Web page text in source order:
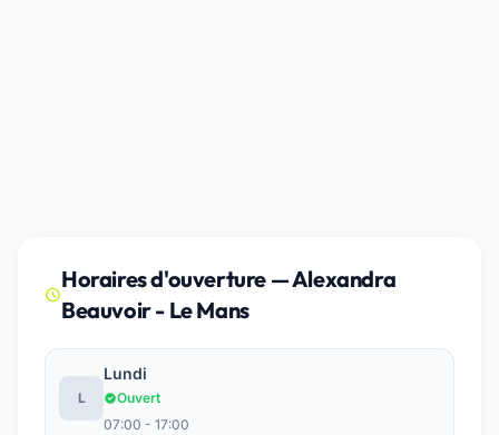
Horaires d'ouverture — Alexandra
Beauvoir - Le Mans
L
Lundi
Ouvert
07:00 - 17:00